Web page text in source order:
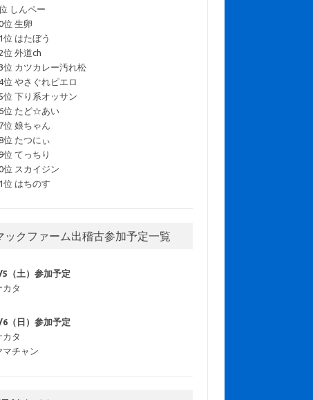
しんペー
位 生卵
位 はたぼう
位 外道ch
位 カツカレー汚れ松
位 やさぐれピエロ
位 下り系オッサン
位 たど☆あい
位 娘ちゃん
位 たつにぃ
位 てっちり
位 スカイジン
位 はちのす
ックファーム出稽古参加予定一覧
5（土）参加予定
カタ
6（日）参加予定
カタ
マチャン